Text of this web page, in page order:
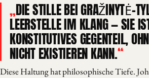
DIE STILLE BEI GRAŽINYTĖ-
LEERSTELLE IM KLANG — SIE
KONSTITUTIVES GEGENTEIL,
NICHT EXISTIEREN KANN.
Diese Haltung hat philosophische Tiefe.